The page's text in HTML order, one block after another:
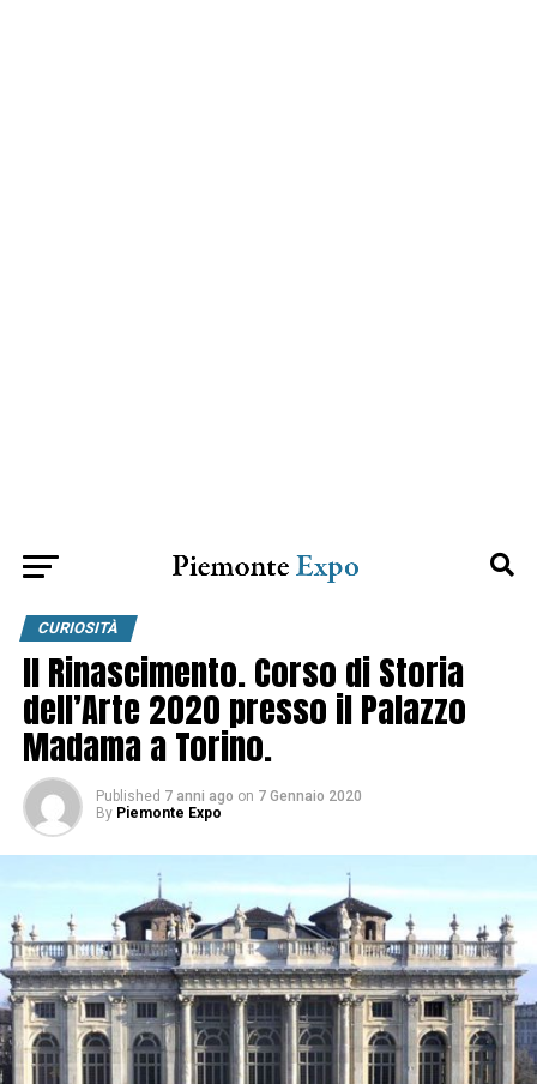
CURIOSITÀ
Il Rinascimento. Corso di Storia
dell’Arte 2020 presso il Palazzo
Madama a Torino.
Published 7 anni ago on 7 Gennaio 2020
By Piemonte Expo